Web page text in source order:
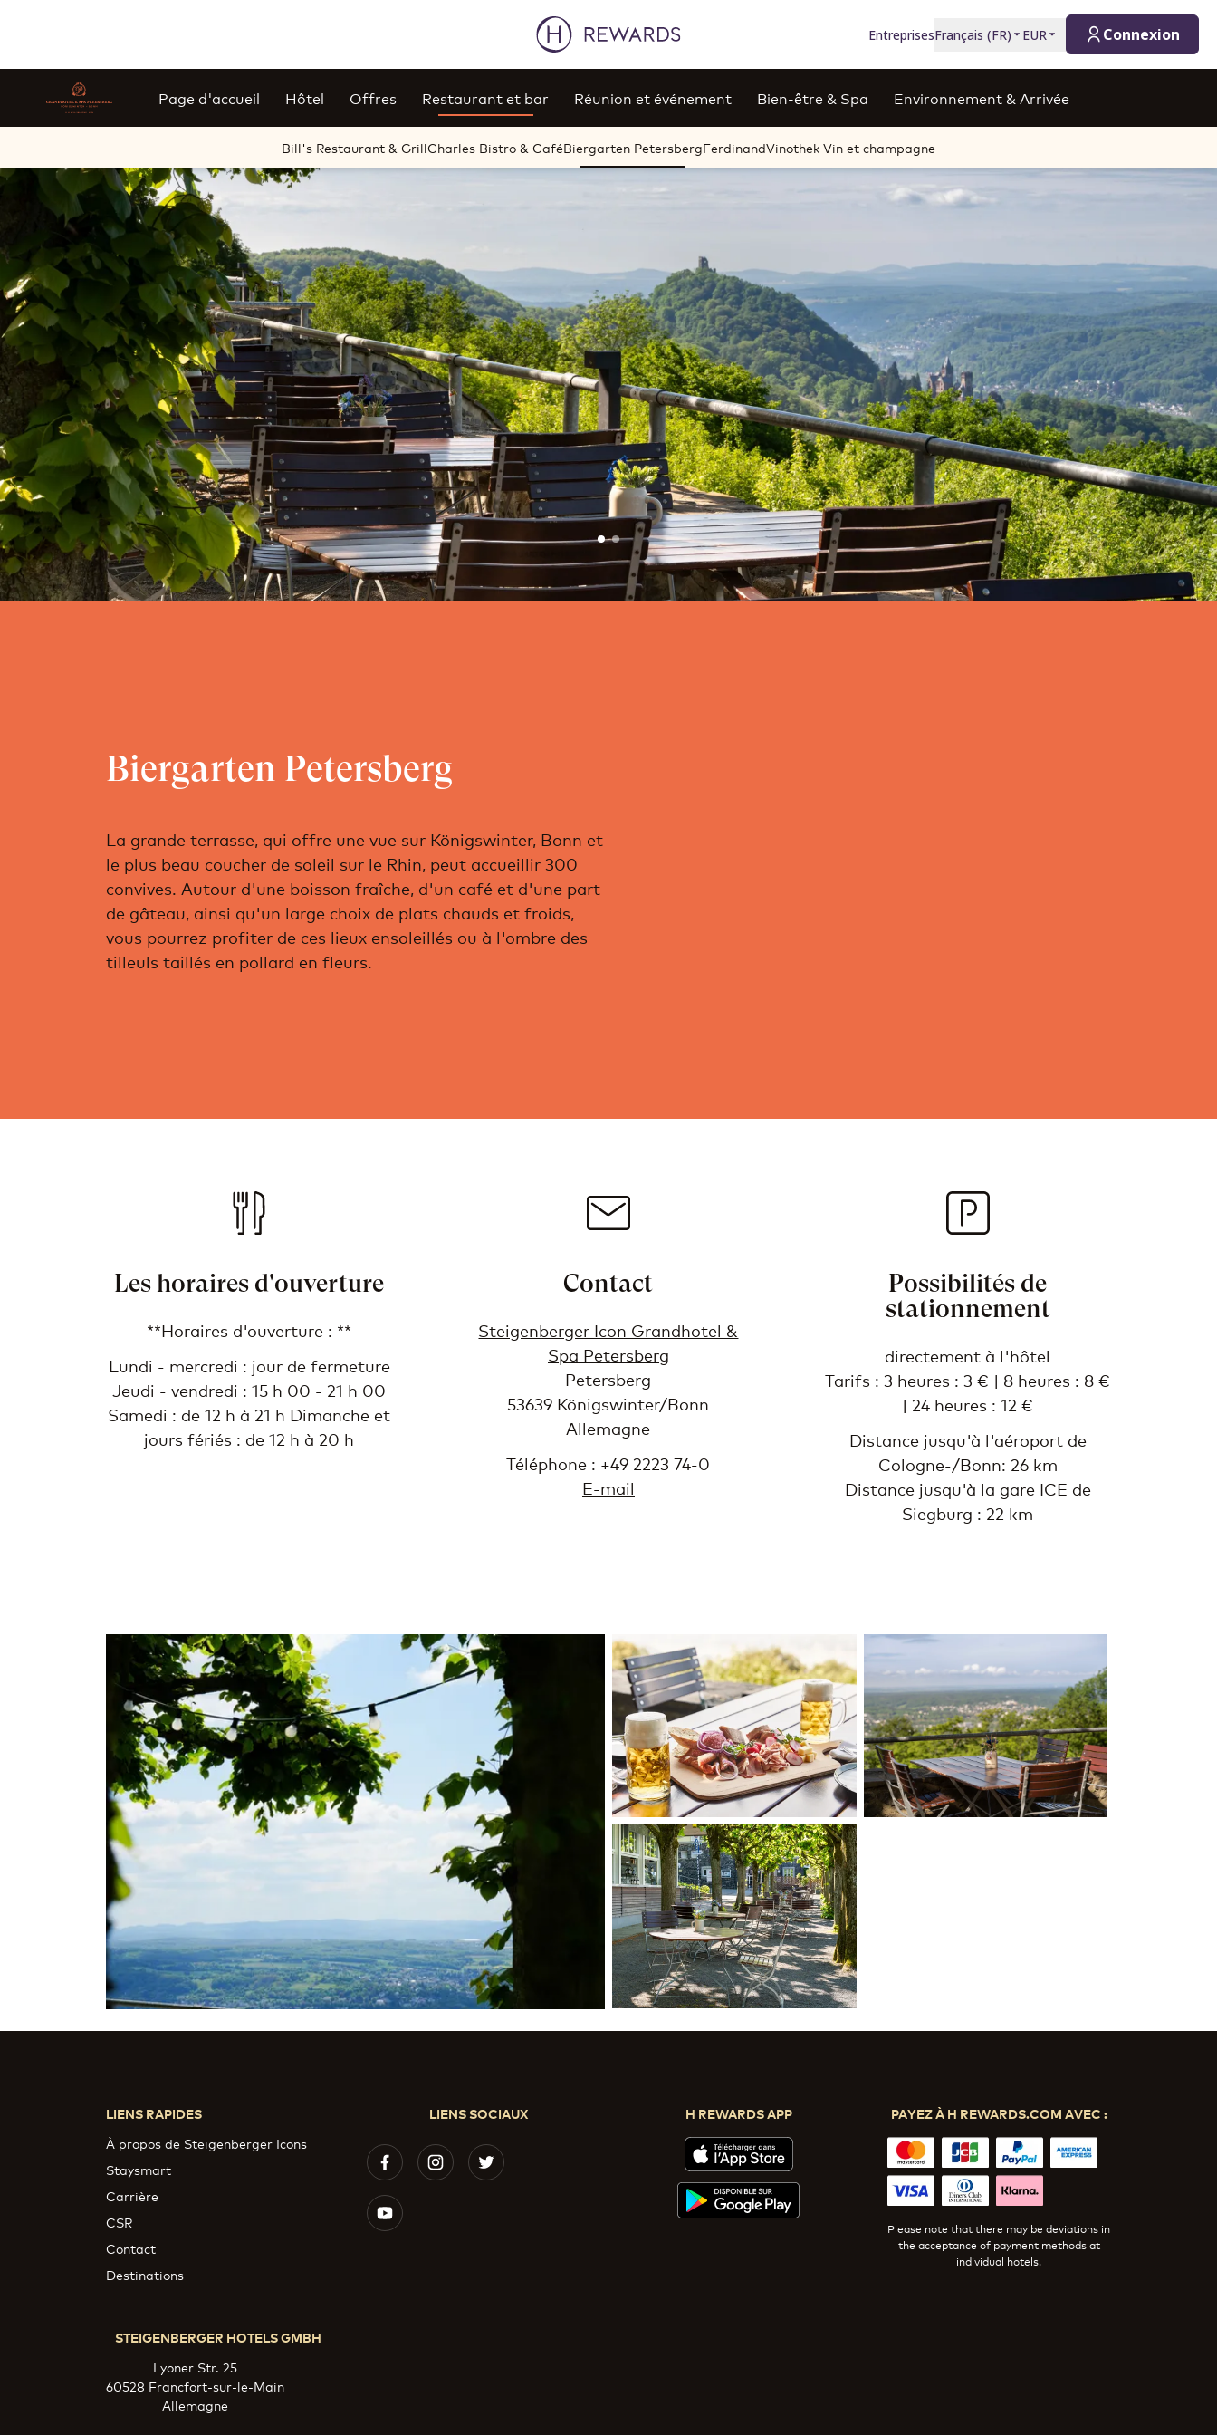
EntreprisesFrançais (FR) EUR Connexion
Page d'accueil Hôtel Offres Restaurant et bar
Bill's Restaurant & GrillCharles Bistro & CaféBiergarten PetersbergFerdinandVinothek Vin et champagne
Réunion et événement Bien-être & Spa Environnement & Arrivée
Biergarten Petersberg
La grande terrasse, qui offre une vue sur Königswinter, Bonn et
le plus beau coucher de soleil sur le Rhin, peut accueillir 300
convives. Autour d'une boisson fraîche, d'un café et d'une part
de gâteau, ainsi qu'un large choix de plats chauds et froids,
vous pourrez profiter de ces lieux ensoleillés ou à l'ombre des
tilleuls taillés en pollard en fleurs.
Les horaires d'ouverture
**Horaires d'ouverture : **
Lundi - mercredi : jour de fermeture
Jeudi - vendredi : 15 h 00 - 21 h 00
Samedi : de 12 h à 21 h Dimanche et
jours fériés : de 12 h à 20 h
Contact
Steigenberger Icon Grandhotel &
Spa Petersberg
Petersberg
53639 Königswinter/Bonn
Allemagne
Téléphone : +49 2223 74-0
E-mail
Possibilités de
stationnement
directement à l'hôtel
Tarifs : 3 heures : 3 € | 8 heures : 8 €
| 24 heures : 12 €
Distance jusqu'à l'aéroport de
Cologne-/Bonn: 26 km
Distance jusqu'à la gare ICE de
Siegburg : 22 km
LIENS RAPIDES
À propos de Steigenberger Icons
Staysmart
Carrière
CSR
Contact
Destinations
LIENS SOCIAUX H REWARDS APP PAYEZ À H REWARDS.COM AVEC :
Please note that there may be deviations in
the acceptance of payment methods at
individual hotels.
STEIGENBERGER HOTELS GMBH
Lyoner Str. 25
60528 Francfort-sur-le-Main
Allemagne